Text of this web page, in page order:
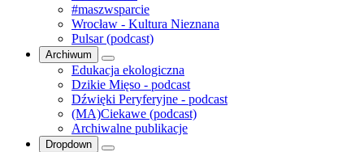
#maszwsparcie
Wrocław - Kultura Nieznana
Pulsar (podcast)
Archiwum
Edukacja ekologiczna
Dzikie Mięso - podcast
Dźwięki Peryferyjne - podcast
(MA)Ciekawe (podcast)
Archiwalne publikacje
Dropdown